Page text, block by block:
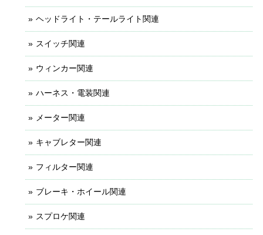
ヘッドライト・テールライト関連
スイッチ関連
ウィンカー関連
ハーネス・電装関連
メーター関連
キャブレター関連
フィルター関連
ブレーキ・ホイール関連
スプロケ関連